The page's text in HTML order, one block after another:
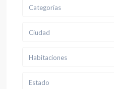
Categorías
Ciudad
Habitaciones
Estado